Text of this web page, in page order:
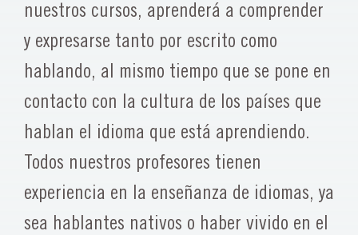
nuestros cursos, aprenderá a comprender
y expresarse tanto por escrito como
hablando, al mismo tiempo que se pone en
contacto con la cultura de los países que
hablan el idioma que está aprendiendo.
Todos nuestros profesores tienen
experiencia en la enseñanza de idiomas, ya
sea hablantes nativos o haber vivido en el